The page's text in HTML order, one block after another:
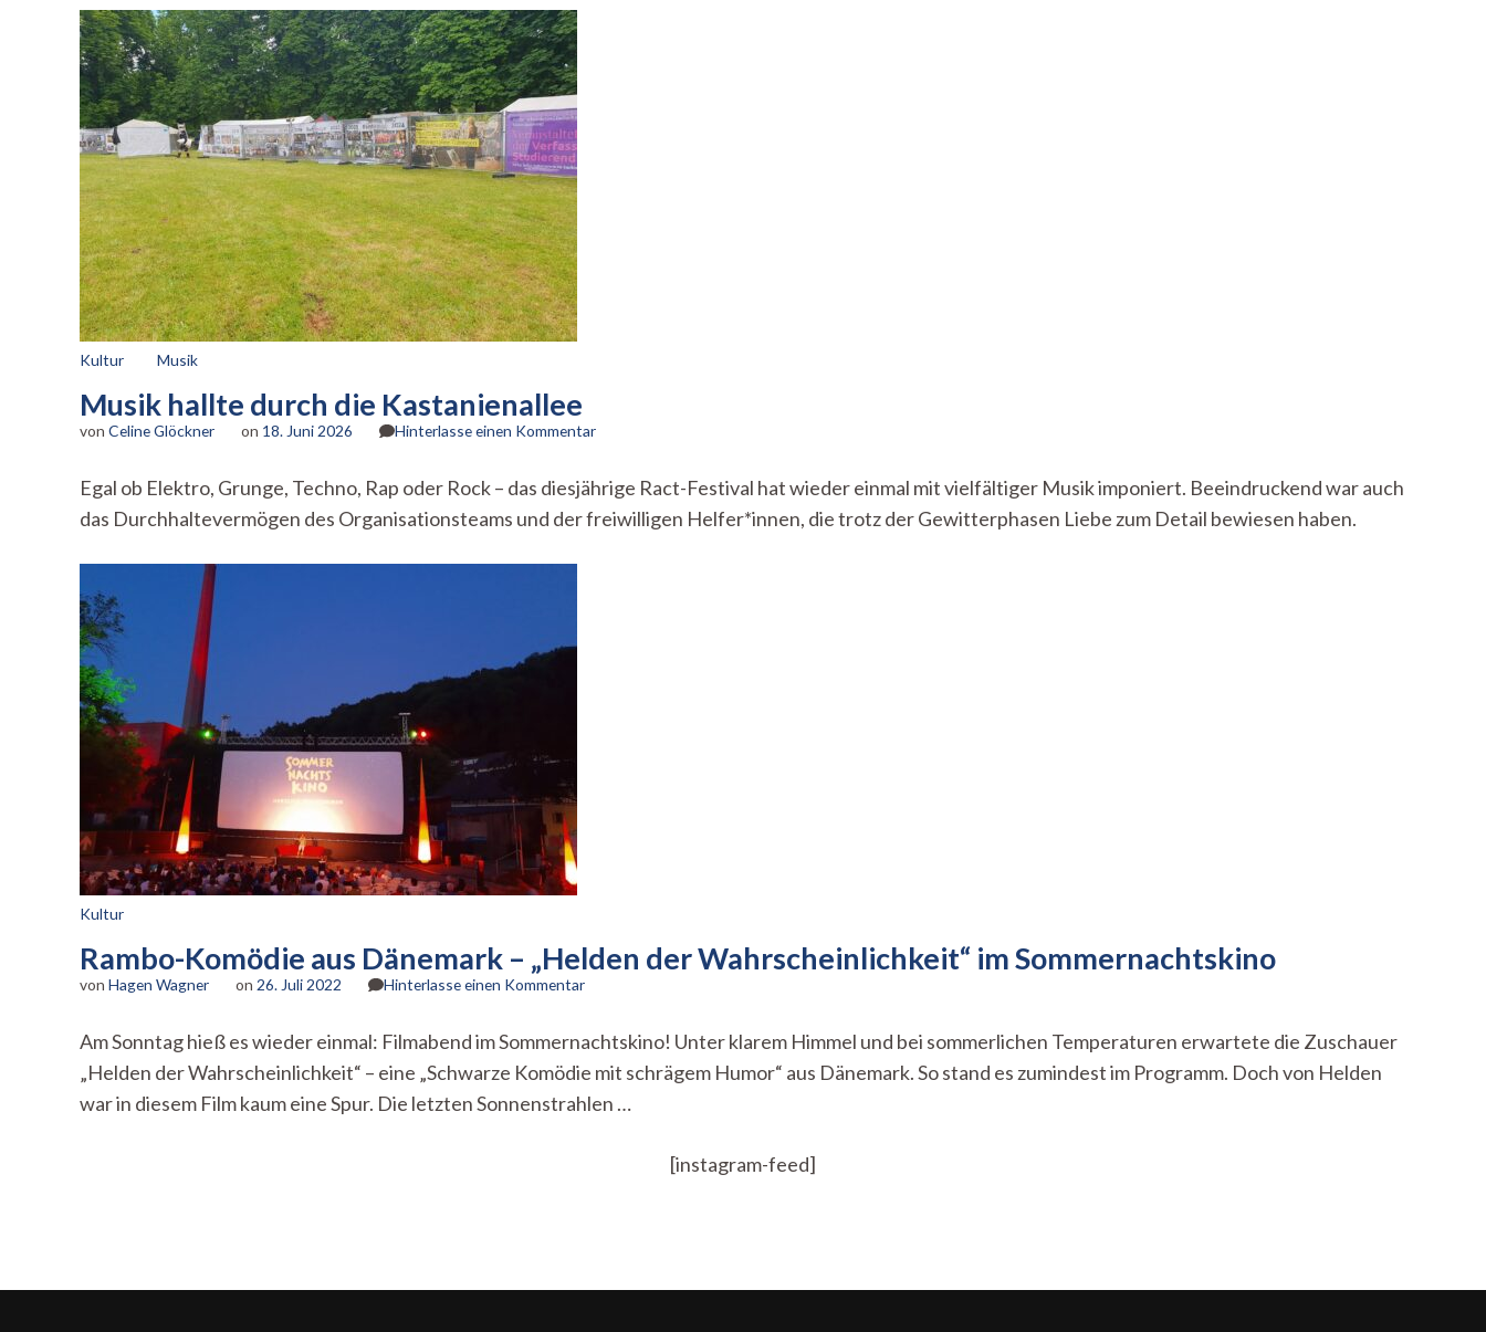
Kultur Musik
Musik hallte durch die Kastanienallee
von Celine Glöckner on 18. Juni 2026 Hinterlasse einen Kommentarzu
durch
die
Egal ob Elektro, Grunge, Techno, Rap oder Rock – das diesjährige Ract-Festival hat wieder einmal mit vielfältiger Musik imponiert. Beeindruckend war auch
das Durchhaltevermögen des Organisationsteams und der freiwilligen Helfer*innen, die trotz der Gewitterphasen Liebe zum Detail bewiesen haben.
Kultur
Rambo-Komödie aus Dänemark – „Helden der Wahrscheinlichkeit“ im Sommernachtskino
von Hagen Wagner on 26. Juli 2022 Hinterlasse einen Kommentarzu
aus
Dänemark
–
„Helden
Wahrscheinlichkeit“
Am Sonntag hieß es wieder einmal: Filmabend im Sommernachtskino! Unter klarem Himmel und bei sommerlichen Temperaturen erwartete die Zuschauer
„Helden der Wahrscheinlichkeit“ – eine „Schwarze Komödie mit schrägem Humor“ aus Dänemark. So stand es zumindest im Programm. Doch von Helden
war in diesem Film kaum eine Spur. Die letzten Sonnenstrahlen …
[instagram-feed]